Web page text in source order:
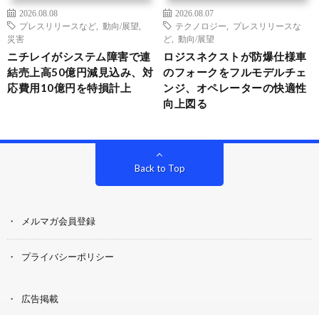
2026.08.08
プレスリリースなど
動向/展望
災害
ニチレイがシステム障害で連
結売上高50億円減見込み、対
応費用10億円を特損計上
2026.08.07
テクノロジー
プレスリリースな
ど
動向/展望
ロジスネクストが防爆仕様車
のフォークをフルモデルチェ
ンジ、オペレーターの快適性
向上図る
Back to Top
メルマガ会員登録
プライバシーポリシー
広告掲載